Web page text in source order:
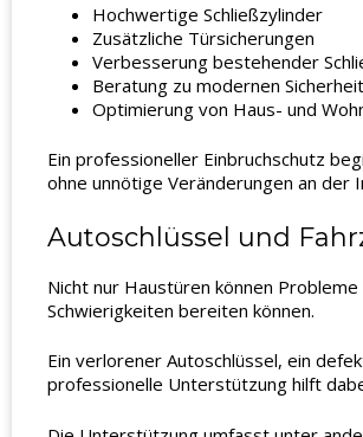
Hochwertige Schließzylinder
Zusätzliche Türsicherungen
Verbesserung bestehender
Beratung zu modernen
Optimierung von Haus- und
Ein professioneller Einbruchschutz
ohne unnötige Veränderungen an der
Autoschlüssel und
Nicht nur Haustüren können
Schwierigkeiten bereiten können.
Ein verlorener Autoschlüssel, ein
professionelle Unterstützung hilft